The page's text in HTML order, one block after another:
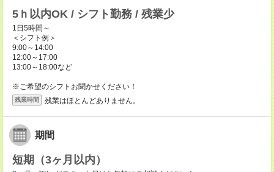
5ｈ以内OK / シフト勤務 / 残業少
1日5時間～
＜シフト例＞
9:00～14:00
12:00～17:00
13:00～18:00など
※ご希望のシフトお聞かせください！
残業時間 残業はほとんどありません。
期間
短期（3ヶ月以内）